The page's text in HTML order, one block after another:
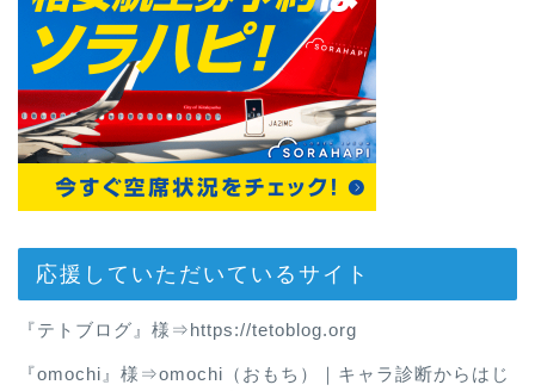
応援していただいているサイト
『テトブログ』様⇒https://tetoblog.org
『omochi』様⇒omochi（おもち）｜キャラ診断からはじ